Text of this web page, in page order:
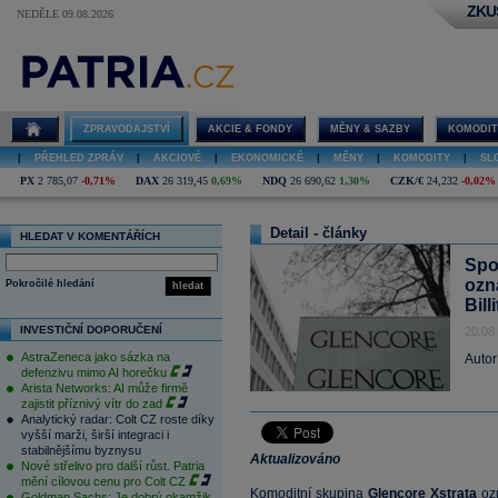
NEDĚLE 09.08.2026
ZPRAVODAJSTVÍ AKCIE & FONDY MĚNY & SAZBY
PŘEHLED ZPRÁV AKCIOVÉ EKONOMICKÉ MĚNY KOMODITY
PX 2 785,07 -0,71% DAX 26 319,45 0,69% NDQ 26 690,62 1,30% CZK/€ 24,232 -0,02%
HLEDAT V KOMENTÁŘÍCH
hledat
Pokročilé hledání
INVESTIČNÍ DOPORUČENÍ
AstraZeneca jako sázka na
defenzivu mimo AI horečku
Arista Networks: AI může firmě
zajistit příznivý vítr do zad
Analytický radar: Colt CZ roste díky
vyšší marži, širší integraci i
stabilnějšímu byznysu
Nové střelivo pro další růst. Patria
mění cílovou cenu pro Colt CZ
Detail - články
Aktualizováno
Komoditní skupinaGlencore Xstrata